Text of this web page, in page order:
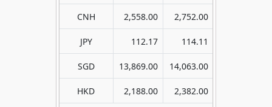
CNH 2,558.00 2,752.00
JPY 112.17 114.11
SGD 13,869.00 14,063.00
HKD 2,188.00 2,382.00